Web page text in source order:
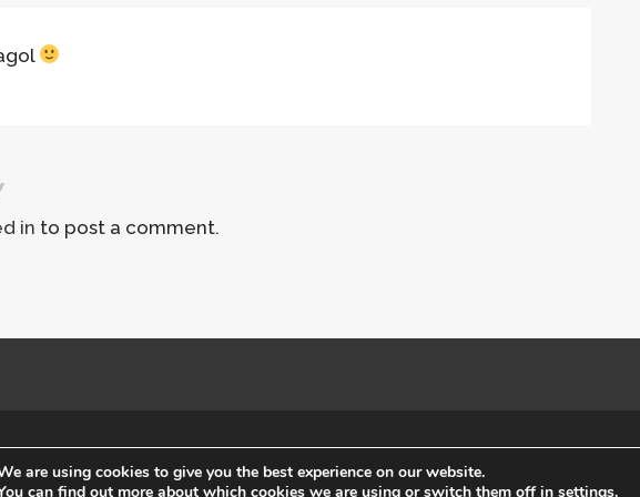
in to post a comment.
are using cookies to give you the best experience on our website.
can find out more about which cookies we are using or switch them off in settings.